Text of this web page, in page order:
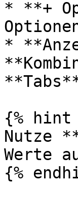
* **+
*
{%
Nutze
Werte
{%